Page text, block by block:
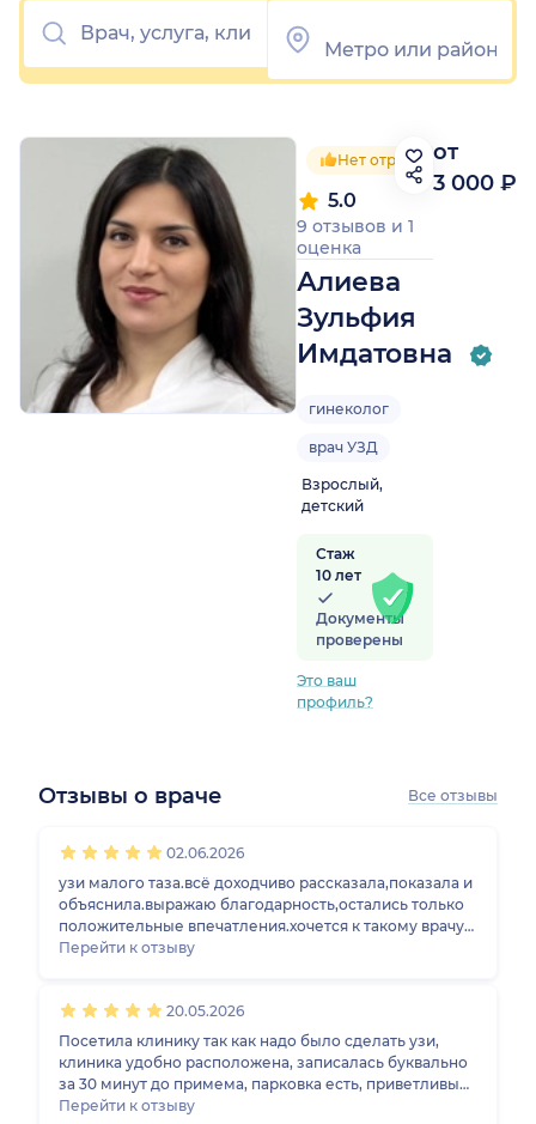
Нет отрицательных
Алиева
Зульфия
Имдатовна
5.0
9 отзывов и 1
оценка
гинеколог
врач УЗД
Взрослый,
детский
Стаж
10 лет
Документы
проверены
Это ваш
профиль?
от
3 000 ₽
Отзывы о враче Все отзывы
02.06.2026
узи малого таза.всё доходчиво рассказала,показала и
объяснила.выражаю благодарность,остались только
положительные впечатления.хочется к такому врачу
вернуться вновь.
Перейти к отзыву
20.05.2026
Посетила клинику так как надо было сделать узи,
клиника удобно расположена, записалась буквально
за 30 минут до примема, парковка есть, приветливые
администраторы, ринимала меня гинеколог Алиева.
Перейти к отзыву